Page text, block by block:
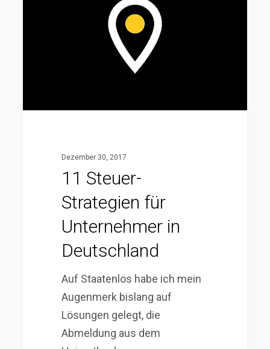
Dezember 30, 2017
11 Steuer-
Strategien für
Unternehmer in
Deutschland
Auf Staatenlos habe ich mein
Augenmerk bislang auf
Lösungen gelegt, die
Abmeldung aus dem